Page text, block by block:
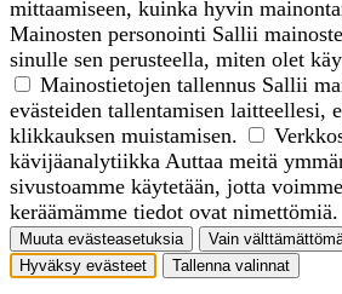
mittaamiseen, kuinka hyvin
Mainosten personointi Sallii
sinulle sen perusteella, miten olet
Mainostietojen tallennus Sallii
evästeiden tallentamisen laitteellesi,
klikkauksen muistamisen.
kävijäanalytiikka Auttaa meitä
sivustoamme käytetään, jotta
keräämämme tiedot ovat nimettömiä.
Muuta evästeasetuksia
Vain
Hyväksy evästeet
Tallenna valinnat